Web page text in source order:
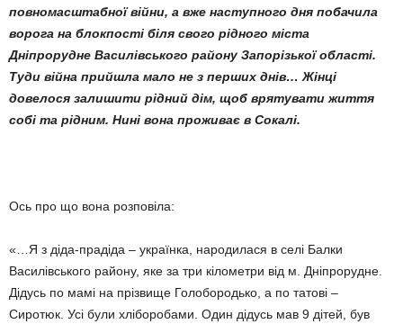
повномасштабної війни, а вже наступ­ного дня побачила
ворога на блокпості біля свого рідного міста
Дніпрорудне Василівського району Запорізької області.
Туди війна прийшла мало не з перших днів… Жінці
довелося за­лишити рідний дім, щоб врятувати життя
собі та рідним. Нині вона проживає в Сокалі.
Ось про що вона розповіла:
«…Я з діда-прадіда – українка, народилася в селі Балки
Василів­ського району, яке за три кілометри від м. Дніпрорудне.
Дідусь по мамі на прізвище Голобородько, а по татові –
Сиротюк. Усі були хліборо­бами. Один дідусь мав 9 дітей, був